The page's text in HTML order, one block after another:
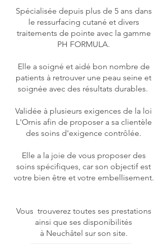
Spécialisée depuis plus de 5 ans dans
le ressurfacing cutané et divers
traitements de pointe avec la gamme
PH FORMULA.
Elle a soigné et aidé bon nombre de
patients à retrouver une peau seine et
soignée avec des résultats durables.
Validée à plusieurs exigences de la loi
L'Ornis afin de proposer a sa clientèle
des soins d'exigence contrôlée.
Elle a la joie de vous proposer des
soins spécifiques, car son objectif est
votre bien être et votre embellisement.
Vous trouverez toutes ses prestations
ainsi que ses disponibilités
à Neuchâtel sur son site.